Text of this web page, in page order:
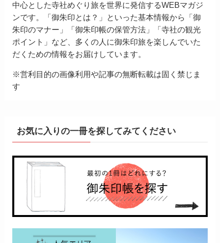
中心とした寺社めぐり旅を世界に発信するWEBマガジ
ンです。「御朱印とは？」といった基本情報から「御
朱印のマナー」「御朱印帳の保管方法」「寺社の観光
ポイント」など、多くの人に御朱印旅を楽しんでいた
だくための情報をお届けしています。
※営利目的の画像利用や記事の無断転載は固く禁じま
す
お気に入りの一冊を探してみてください